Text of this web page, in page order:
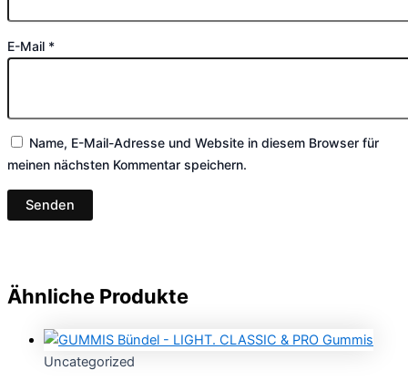
E-Mail *
Name, E-Mail-Adresse und Website in diesem Browser für
meinen nächsten Kommentar speichern.
Ähnliche Produkte
Uncategorized